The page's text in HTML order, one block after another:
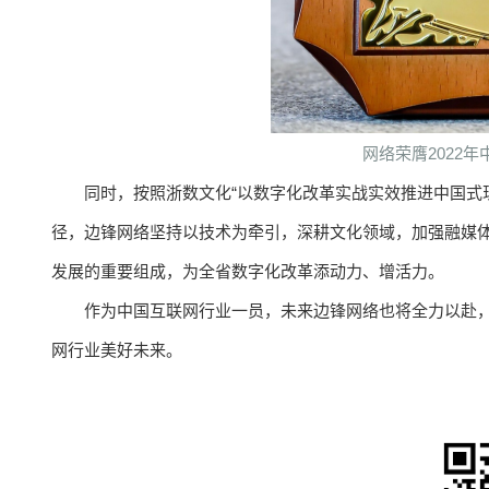
网络荣膺2022年
同时，按照浙数文化“以数字化改革实战实效推进中国
径，边锋网络坚持以技术为牵引，深耕文化领域，加强融
发展的重要组成，为全省数字化改革添动力、增活力。
作为中国互联网行业一员，未来边锋网络也将全力以
网行业美好未来。